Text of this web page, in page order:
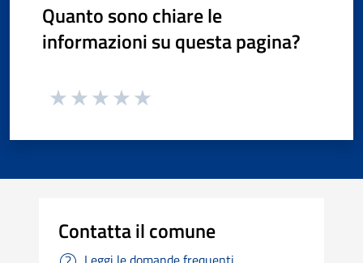
Quanto sono chiare le
informazioni su questa pagina?
Contatta il comune